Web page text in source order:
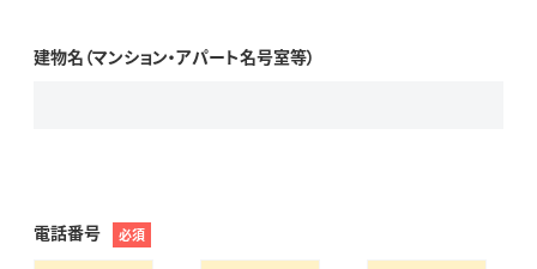
建物名（マンション・アパート名号室等）
電話番号 必須